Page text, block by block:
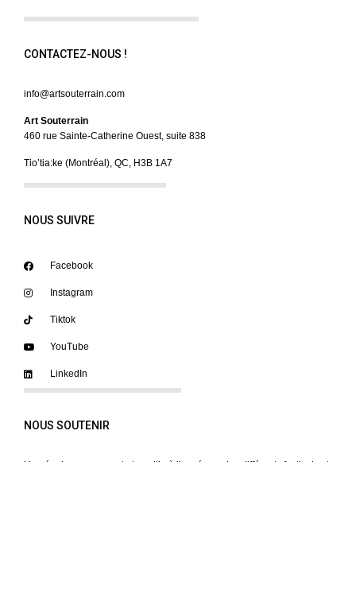
CONTACTEZ-NOUS !
info@artsouterrain.com
Art Souterrain
460 rue Sainte-Catherine Ouest, suite 838
Tio’tia:ke (Montréal), QC, H3B 1A7
NOUS SUIVRE
Facebook
Instagram
Tiktok
YouTube
LinkedIn
NOUS SOUTENIR
Une équipe permanente travaille à l'année sur les différents festivals et